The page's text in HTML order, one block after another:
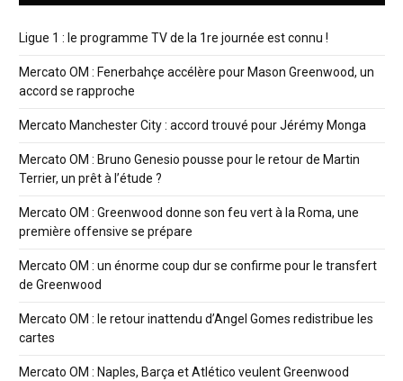
Ligue 1 : le programme TV de la 1re journée est connu !
Mercato OM : Fenerbahçe accélère pour Mason Greenwood, un
accord se rapproche
Mercato Manchester City : accord trouvé pour Jérémy Monga
Mercato OM : Bruno Genesio pousse pour le retour de Martin
Terrier, un prêt à l’étude ?
Mercato OM : Greenwood donne son feu vert à la Roma, une
première offensive se prépare
Mercato OM : un énorme coup dur se confirme pour le transfert
de Greenwood
Mercato OM : le retour inattendu d’Angel Gomes redistribue les
cartes
Mercato OM : Naples, Barça et Atlético veulent Greenwood